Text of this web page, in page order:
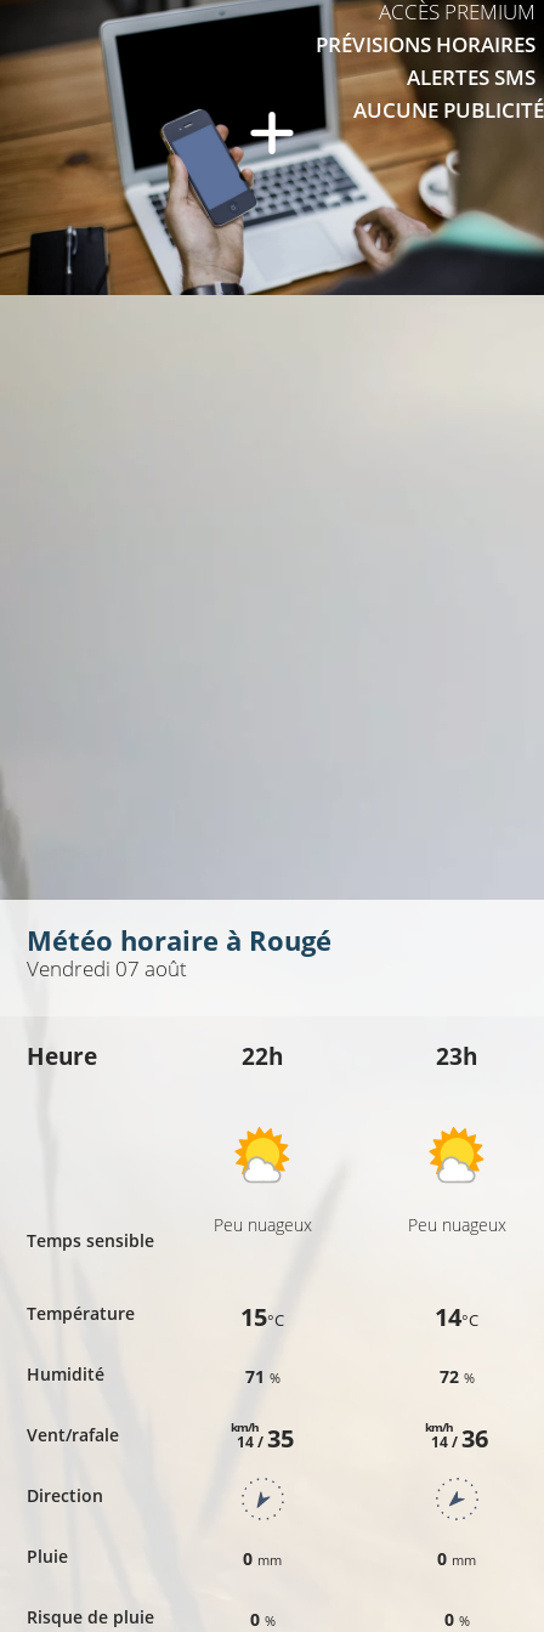
ACCÈS PREMIUM
PRÉVISIONS HORAIRES
ALERTES SMS
AUCUNE PUBLICITÉ
Météo horaire à Rougé
Vendredi 07 août
Heure
Temps sensible
Température
Humidité
Vent/rafale
Direction
Pluie
Risque de pluie
22h
Peu nuageux
15°C
71 %
14 /
km/h 35
0 mm
0 %
23h
Peu nuageux
14°C
72 %
14 /
km/h 36
0 mm
0 %